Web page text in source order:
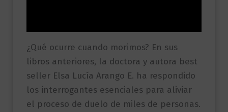
¿Qué ocurre cuando morimos? En sus
libros anteriores, la doctora y autora best
seller Elsa Lucía Arango E. ha respondido
los interrogantes esenciales para aliviar
el proceso de duelo de miles de personas.